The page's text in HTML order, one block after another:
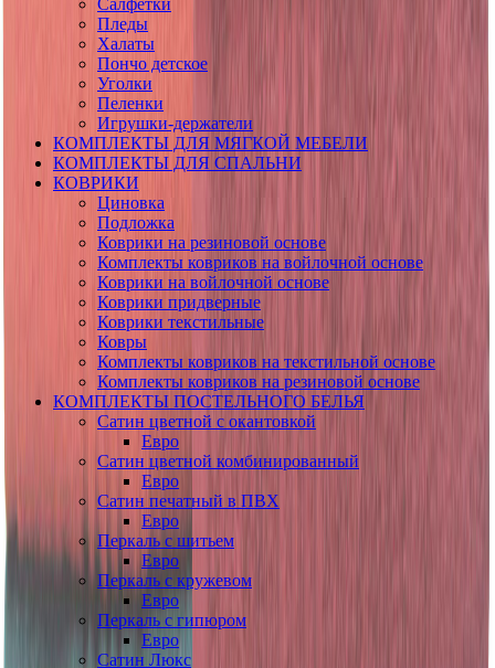
Пледы
Халаты
Пончо детское
Уголки
Пеленки
Игрушки-держатели
КОМПЛЕКТЫ ДЛЯ МЯГКОЙ МЕБЕЛИ
КОМПЛЕКТЫ ДЛЯ СПАЛЬНИ
КОВРИКИ
Циновка
Подложка
Коврики на резиновой основе
Комплекты ковриков на войлочной основе
Коврики на войлочной основе
Коврики придверные
Коврики текстильные
Ковры
Комплекты ковриков на текстильной основе
Комплекты ковриков на резиновой основе
КОМПЛЕКТЫ ПОСТЕЛЬНОГО БЕЛЬЯ
Сатин цветной с окантовкой
Евро
Сатин цветной комбинированный
Евро
Сатин печатный в ПВХ
Евро
Перкаль с шитьем
Евро
Перкаль с кружевом
Евро
Перкаль с гипюром
Евро
Сатин Люкс